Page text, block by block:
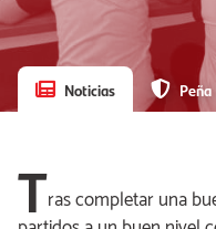
Noticias Peña
Tras completar una